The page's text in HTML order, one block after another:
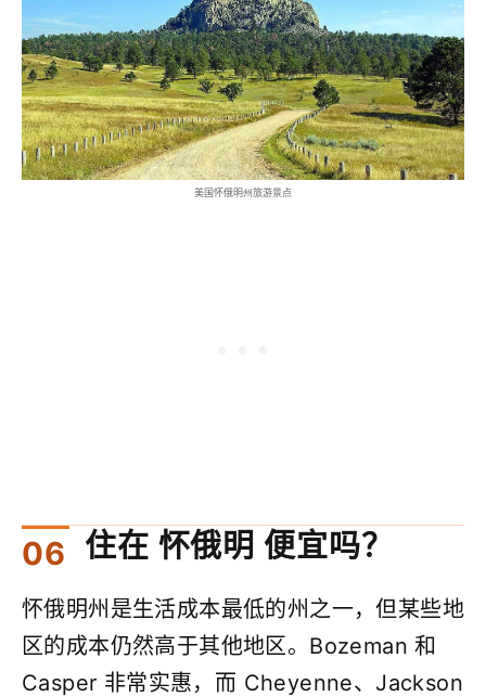
美国怀俄明州旅游景点
住在 怀俄明 便宜吗？
怀俄明州是生活成本最低的州之一，但某些地
区的成本仍然高于其他地区。Bozeman 和
Casper 非常实惠，而 Cheyenne、Jackson